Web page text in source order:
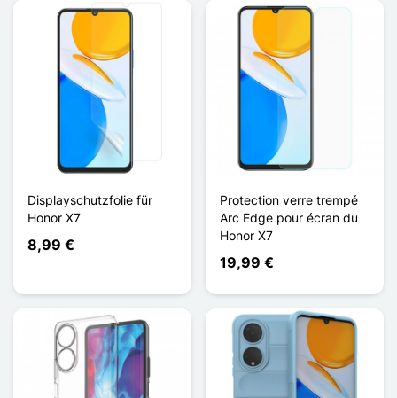
Displayschutzfolie für
Honor X7
8,99 €
Protection verre trempé
Arc Edge pour écran du
Honor X7
19,99 €